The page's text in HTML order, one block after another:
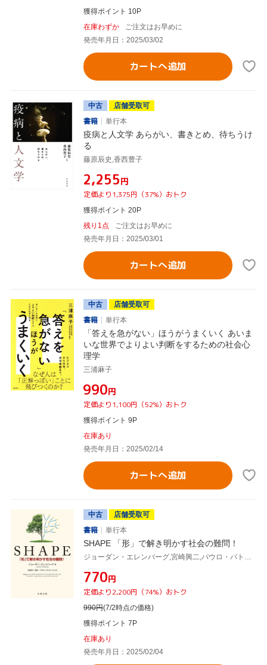
獲得ポイント 10P
在庫わずか
ご注文はお早めに
発売年月日：2025/03/02
カートへ追加
中古
店舗受取可
書籍
単行本
疫病と人文学 あらがい、書きとめ、待ちうけ
る
藤原辰史,香西豊子
¥2,255円
定価より1,375円（37%）おトク
獲得ポイント 20P
残り1点
ご注文はお早めに
発売年月日：2025/03/01
カートへ追加
中古
店舗受取可
書籍
単行本
「答えを急がない」ほうがうまくいく あいま
いな世界でよりよい判断をするための社会心
理学
三浦麻子
¥990円
定価より1,100円（52%）おトク
獲得ポイント 9P
在庫あり
発売年月日：2025/02/14
カートへ追加
中古
店舗受取可
書籍
単行本
SHAPE 「形」で解き明かす社会の難問！
¥770円
定価より2,200円（74%）おトク
990円(7/2時点の価格)
獲得ポイント 7P
在庫あり
発売年月日：2025/02/04